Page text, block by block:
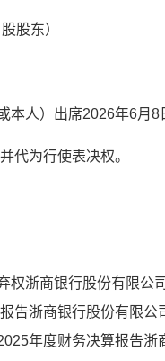
股东）
本人）出席2026年6月8
代为行使表决权。
权浙商银行股份有限公
告浙商银行股份有限
年度财务决算报告